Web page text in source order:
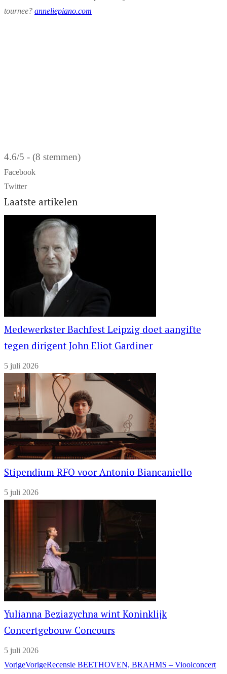
tournee? anneliepiano.com
4.6/5 - (8 stemmen)
Facebook
Twitter
Laatste artikelen
Medewerkster Bachfest Leipzig doet aangifte
tegen dirigent John Eliot Gardiner
5 juli 2026
Stipendium RFO voor Antonio Biancaniello
5 juli 2026
Yulianna Beziazychna wint Koninklijk
Concertgebouw Concours
5 juli 2026
VorigeVorigeRecensie BEETHOVEN, BRAHMS – Vioolconcert